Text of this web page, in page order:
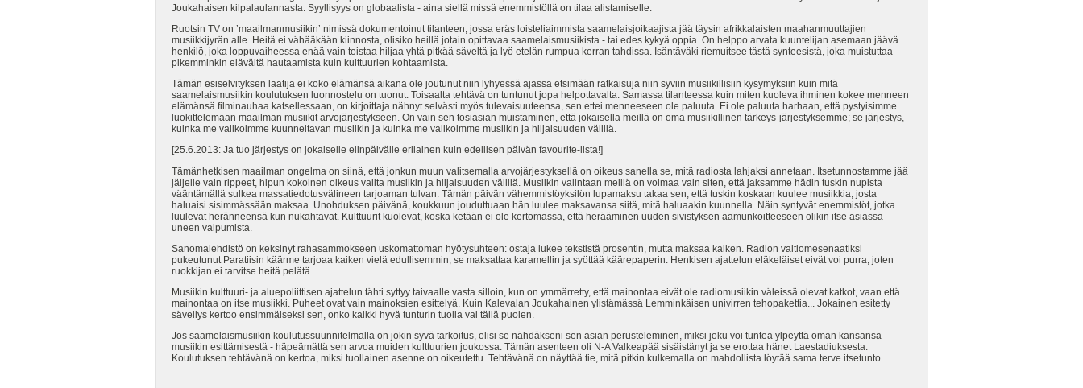
Joukahaisen kilpalaulannasta. Syyllisyys on globaalista - aina siellä missä enemmistöllä on tilaa alistamiselle.
Ruotsin TV on ’maailmanmusiikin’ nimissä dokumentoinut tilanteen, jossa eräs loisteliaimmista saamelaisjoikaajista jää täysin afrikkalaisten maahanmuuttajien
musiikkijyrän alle. Heitä ei vähääkään kiinnosta, olisiko heillä jotain opittavaa saamelaismusiikista - tai edes kykyä oppia. On helppo arvata kuuntelijan asemaan jäävä
henkilö, joka loppuvaiheessa enää vain toistaa hiljaa yhtä pitkää säveltä ja lyö etelän rumpua kerran tahdissa. Isäntäväki riemuitsee tästä synteesistä, joka muistuttaa
pikemminkin elävältä hautaamista kuin kulttuurien kohtaamista.
Tämän esiselvityksen laatija ei koko elämänsä aikana ole joutunut niin lyhyessä ajassa etsimään ratkaisuja niin syviin musiikillisiin kysymyksiin kuin mitä
saamelaismusiikin koulutuksen luonnostelu on tuonut. Toisaalta tehtävä on tuntunut jopa helpottavalta. Samassa tilanteessa kuin miten kuoleva ihminen kokee menneen
elämänsä filminauhaa katsellessaan, on kirjoittaja nähnyt selvästi myös tulevaisuuteensa, sen ettei menneeseen ole paluuta. Ei ole paluuta harhaan, että pystyisimme
luokittelemaan maailman musiikit arvojärjestykseen. On vain sen tosiasian muistaminen, että jokaisella meillä on oma musiikillinen tärkeys-järjestyksemme; se järjestys,
kuinka me valikoimme kuunneltavan musiikin ja kuinka me valikoimme musiikin ja hiljaisuuden välillä.
[25.6.2013: Ja tuo järjestys on jokaiselle elinpäivälle erilainen kuin edellisen päivän favourite-lista!]
Tämänhetkisen maailman ongelma on siinä, että jonkun muun valitsemalla arvojärjestyksellä on oikeus sanella se, mitä radiosta lahjaksi annetaan. Itsetunnostamme jää
jäljelle vain rippeet, hipun kokoinen oikeus valita musiikin ja hiljaisuuden välillä. Musiikin valintaan meillä on voimaa vain siten, että jaksamme hädin tuskin nupista
vääntämällä sulkea massatiedotusvälineen tarjoaman tulvan. Tämän päivän vähemmistöyksilön lupamaksu takaa sen, että tuskin koskaan kuulee musiikkia, josta
haluaisi sisimmässään maksaa. Unohduksen päivänä, koukkuun jouduttuaan hän luulee maksavansa siitä, mitä haluaakin kuunnella. Näin syntyvät enemmistöt, jotka
luulevat heränneensä kun nukahtavat. Kulttuurit kuolevat, koska ketään ei ole kertomassa, että herääminen uuden sivistyksen aamunkoitteeseen olikin itse asiassa
uneen vaipumista.
Sanomalehdistö on keksinyt rahasammokseen uskomattoman hyötysuhteen: ostaja lukee tekstistä prosentin, mutta maksaa kaiken. Radion valtiomesenaatiksi
pukeutunut Paratiisin käärme tarjoaa kaiken vielä edullisemmin; se maksattaa karamellin ja syöttää käärepaperin. Henkisen ajattelun eläkeläiset eivät voi purra, joten
ruokkijan ei tarvitse heitä pelätä.
Musiikin kulttuuri- ja aluepoliittisen ajattelun tähti syttyy taivaalle vasta silloin, kun on ymmärretty, että mainontaa eivät ole radiomusiikin väleissä olevat katkot, vaan että
mainontaa on itse musiikki. Puheet ovat vain mainoksien esittelyä. Kuin Kalevalan Joukahainen ylistämässä Lemminkäisen univirren tehopakettia... Jokainen esitetty
sävellys kertoo ensimmäiseksi sen, onko kaikki hyvä tunturin tuolla vai tällä puolen.
Jos saamelaismusiikin koulutussuunnitelmalla on jokin syvä tarkoitus, olisi se nähdäkseni sen asian perusteleminen, miksi joku voi tuntea ylpeyttä oman kansansa
musiikin esittämisestä - häpeämättä sen arvoa muiden kulttuurien joukossa. Tämän asenteen oli N-A Valkeapää sisäistänyt ja se erottaa hänet Laestadiuksesta.
Koulutuksen tehtävänä on kertoa, miksi tuollainen asenne on oikeutettu. Tehtävänä on näyttää tie, mitä pitkin kulkemalla on mahdollista löytää sama terve itsetunto.